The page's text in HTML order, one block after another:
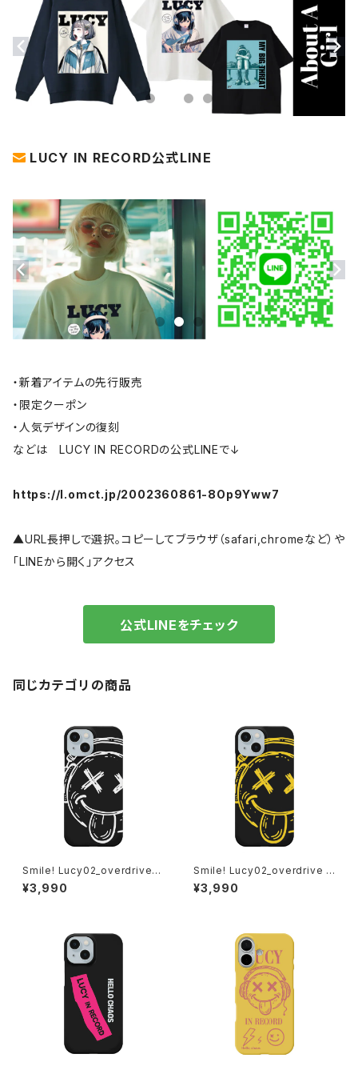
LUCY IN RECORD公式LINE
・新着アイテムの先行販売
・限定クーポン
・人気デザインの復刻
などは LUCY IN RECORDの公式LINEで↓
https://l.omct.jp/2002360861-8Op9Yww7
▲URL長押しで選択。コピーしてブラウザ（safari,chromeなど）や
「LINEから開く」アクセス
公式LINEをチェック
同じカテゴリの商品
Smile! Lucy02_overdrive_a
n albino iPhoneケース 1020
-241126102
¥3,990
Smile! Lucy02_overdrive i
Phoneケース 1020-2411260
82
¥3,990